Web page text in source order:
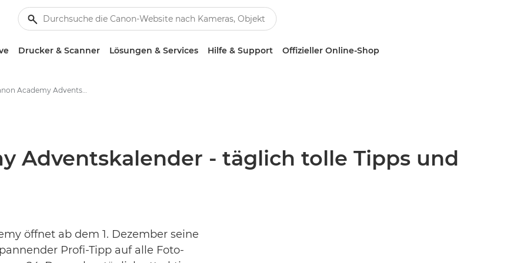
Drucker & Scanner Lösungen & Services Hilfe & Support Offizieller Online-Shop
Der Canon Academy Adventskalender - täglich tolle Tipps und Gewinne - Canon Presse Center
Adventskalender - täglich tolle Tipps und
öffnet ab dem 1. Dezember seine
Profi-Tipp auf alle Foto-